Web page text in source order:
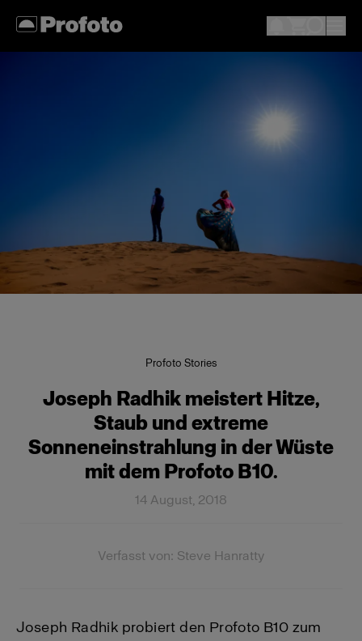
Profoto Stories
Joseph Radhik meistert Hitze,
Staub und extreme
Sonneneinstrahlung in der Wüste
mit dem Profoto B10.
14 August, 2018
Verfasst von: Steve Hanratty
Joseph Radhik probiert den Profoto B10 zum